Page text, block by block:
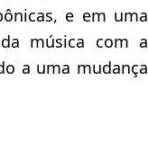
e em uma
música com a
a uma mudança